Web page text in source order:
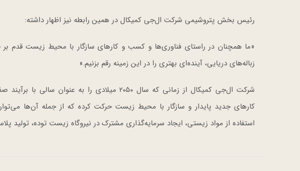
رئیس بخش پتروشیمی شرکت ال‌جی کمیکال در همین رابطه نیز اظهار داشته:
«ما همچنان در راستای فناوری‌ها و کسب و کارهای سازگار با محیط زیست قدم بر
زباله‌های دریایی، آینده‌ای بهتری را در این زمینه رقم بزنیم.»
شرکت ال‌جی کمیکال از زمانی که سال ۲۰۵۰ میلادی را
کارهای جدید پایدار و سازگار با محیط زیست حرکت کرده که از جمله آن‌ها
استفاده از مواد زیستی، ایجاد سرمایه‌گذاری مشترک در نیروگاه زیست توده، تولید